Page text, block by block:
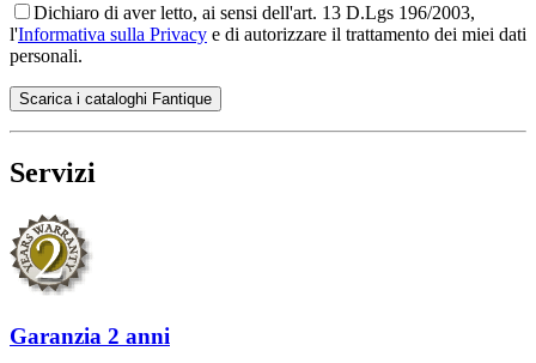
Dichiaro di aver letto, ai sensi dell'art. 13 D.Lgs 196/2003,
l'Informativa sulla Privacy e di autorizzare il trattamento dei miei dati
personali.
Servizi
Garanzia 2 anni